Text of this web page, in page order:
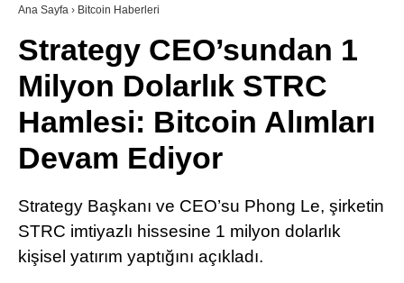
Youtube
TikTok
SÖZLÜK
Ana Sayfa › Bitcoin Haberleri
Strategy CEO’sundan 1
Milyon Dolarlık STRC
Hamlesi: Bitcoin Alımları
Devam Ediyor
Strategy Başkanı ve CEO’su Phong Le, şirketin
STRC imtiyazlı hissesine 1 milyon dolarlık
kişisel yatırım yaptığını açıkladı.